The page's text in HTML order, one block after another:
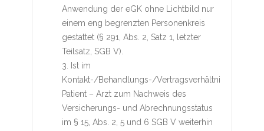
Anwendung der eGK ohne Lichtbild nur
einem eng begrenzten Personenkreis
gestattet (§ 291, Abs. 2, Satz 1, letzter
Teilsatz, SGB V).
3. Ist im
Kontakt-/Behandlungs-/Vertragsverhältnis
Patient – Arzt zum Nachweis des
Versicherungs- und Abrechnungsstatus
im § 15, Abs. 2, 5 und 6 SGB V weiterhin